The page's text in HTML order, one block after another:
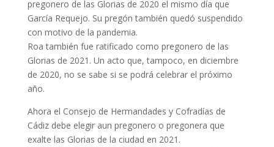
pregonero de las Glorias de 2020 el mismo día que
García Requejo. Su pregón también quedó suspendido
con motivo de la pandemia.
Roa también fue ratificado como pregonero de las
Glorias de 2021. Un acto que, tampoco, en diciembre
de 2020, no se sabe si se podrá celebrar el próximo
año.
Ahora el Consejo de Hermandades y Cofradías de
Cádiz debe elegir aun pregonero o pregonera que
exalte las Glorias de la ciudad en 2021.